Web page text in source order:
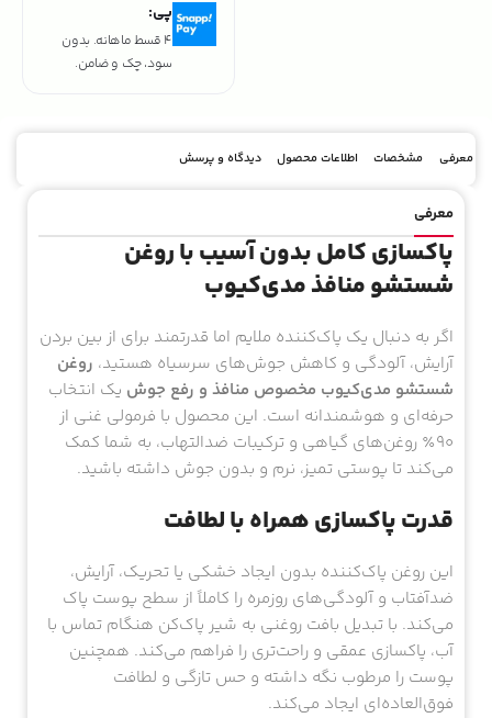
پی:
4 قسط ماهانه. بدون
سود، چک و ضامن.
معرفی مشخصات اطلاعات محصول دیدگاه و پرسش
معرفی
پاکسازی کامل بدون آسیب با روغن
شستشو منافذ مدی‌کیوب
اگر به دنبال یک پاک‌کننده ملایم اما قدرتمند برای از بین بردن
آرایش، آلودگی و کاهش جوش‌های سرسیاه هستید، روغن
شستشو مدی‌کیوب مخصوص منافذ و رفع جوش یک انتخاب
حرفه‌ای و هوشمندانه است. این محصول با فرمولی غنی از
۹۰٪ روغن‌های گیاهی و ترکیبات ضدالتهاب، به شما کمک
می‌کند تا پوستی تمیز، نرم و بدون جوش داشته باشید.
قدرت پاکسازی همراه با لطافت
این روغن پاک‌کننده بدون ایجاد خشکی یا تحریک، آرایش،
ضدآفتاب و آلودگی‌های روزمره را کاملاً از سطح پوست پاک
می‌کند. با تبدیل بافت روغنی به شیر پاک‌کن هنگام تماس با
آب، پاکسازی عمقی و راحت‌تری را فراهم می‌کند. همچنین
پوست را مرطوب نگه داشته و حس تازگی و لطافت
فوق‌العاده‌ای ایجاد می‌کند.